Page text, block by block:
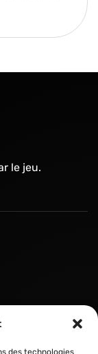
des technologies
le jeu.